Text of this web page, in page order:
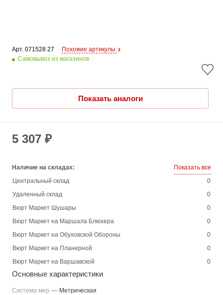
Арт. 071528 27
Похожие артикулы
Самовывоз из магазинов
Показать аналоги
5 307 ₽
Наличие на складах:
Показать все
Центральный склад
0
Удаленный склад
0
Вюрт Маркет Шушары
0
Вюрт Маркет на Маршала Блюхера
0
Вюрт Маркет на Обуховской Обороны
0
Вюрт Маркет на Планерной
0
Вюрт Маркет на Варшавской
0
Основные характеристики
Система мер — Метрическая